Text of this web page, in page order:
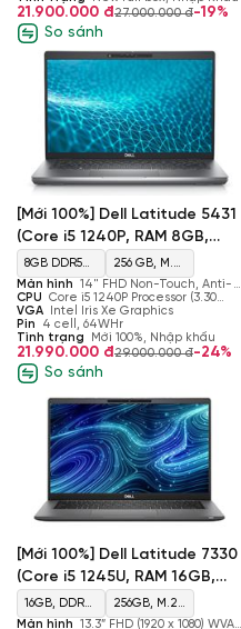
Onboard
21.900.000 đ27.000.000 đ-19%
So sánh
[Mới 100%] Dell Latitude 5431
(Core i5 1240P, RAM 8GB,
SSD 256GB, Intel Iris Xe
Graphics, Màn 14’’ FHD)
8GB DDR5
4800 MHz
256 GB, M.2
2230, PCIe
NVMe, SSD
Màn hình 14" FHD Non-Touch, Anti-
Glare, IPS,RGB
CPU Core i5 1240P Processor (3.30
GHz - 4.40 GHz, 12 Cores, 16
Threads, 12MB Cache)
VGA
Intel Iris Xe Graphics
Pin
4 cell, 64WHr
Tình trạng
Mới 100%, Nhập khẩu
21.990.000 đ29.000.000 đ-24%
So sánh
[Mới 100%] Dell Latitude 7330
(Core i5 1245U, RAM 16GB,
SSD 256GB, Intel Iris Xe
Graphics, Màn 13.3’’ FHD)
16GB, DDR4,
256GB, M.2,
Màn hình 13.3” FHD (1920 x 1080) WVA